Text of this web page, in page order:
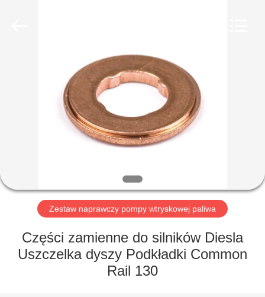
PRODUKTY
O
NAS
WYCIECZKA
PO
Zestaw naprawczy pompy wtryskowej paliwa
Części zamienne do silników Diesla
Uszczelka dyszy Podkładki Common
Rail 130